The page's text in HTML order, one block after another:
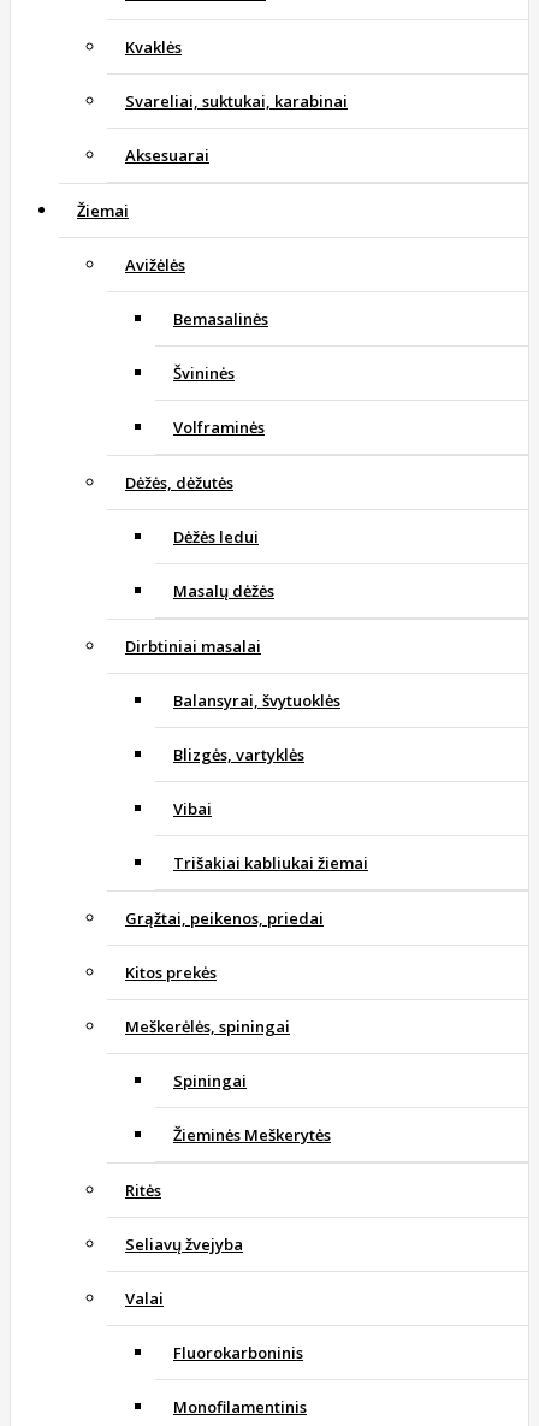
Kvaklės
Svareliai, suktukai, karabinai
Aksesuarai
Žiemai
Avižėlės
Bemasalinės
Švininės
Volframinės
Dėžės, dėžutės
Dėžės ledui
Masalų dėžės
Dirbtiniai masalai
Balansyrai, švytuoklės
Blizgės, vartyklės
Vibai
Trišakiai kabliukai žiemai
Grąžtai, peikenos, priedai
Kitos prekės
Meškerėlės, spiningai
Spiningai
Žieminės Meškerytės
Ritės
Seliavų žvejyba
Valai
Fluorokarboninis
Monofilamentinis